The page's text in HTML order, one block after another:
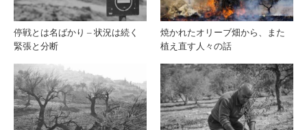
停戦とは名ばかり – 状況は続く
緊張と分断
焼かれたオリーブ畑から、また
植え直す人々の話